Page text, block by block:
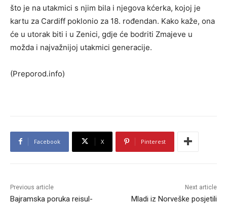
što je na utakmici s njim bila i njegova kćerka, kojoj je
kartu za Cardiff poklonio za 18. rođendan. Kako kaže, ona
će u utorak biti i u Zenici, gdje će bodriti Zmajeve u
možda i najvažnijoj utakmici generacije.
(Preporod.info)
Facebook X Pinterest
Previous article
Bajramska poruka reisul-
Next article
Mladi iz Norveške posjetili